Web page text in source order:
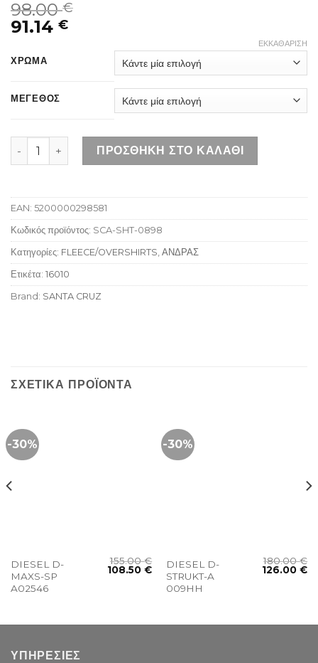
98.00€
91.14 €
ΧΡΩΜΑ
ΜΕΓΕΘΟΣ
ΕΚΚΑΘΆΡΙΣΗ
SANTA CRUZ APEX BROWN CHECK ποσότητα
ΠΡΟΣΘΉΚΗ ΣΤΟ ΚΑΛΆΘΙ
EAN: 5200000298581
Κωδικός προϊόντος: SCA-SHT-0898
Κατηγορίες: FLEECE/OVERSHIRTS, ΑΝΔΡΑΣ
Ετικέτα: 16010
Brand: SANTA CRUZ
ΣΧΕΤΙΚΆ ΠΡΟΪΌΝΤΑ
-30%
DIESEL D-
MAXS-SP
A02546
155.00€
108.50€
-30%
DIESEL D-
STRUKT-A
009HH
180.00€
126.00€
ΥΠΗΡΕΣΙΕΣ